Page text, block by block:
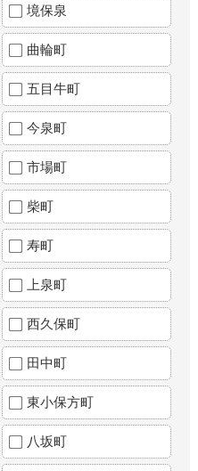
境保泉
曲輪町
五目牛町
今泉町
市場町
柴町
寿町
上泉町
西久保町
田中町
東小保方町
八坂町